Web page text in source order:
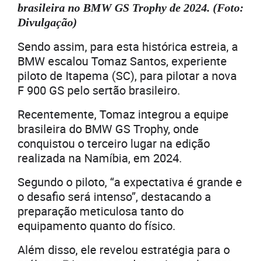
brasileira no BMW GS Trophy de 2024. (Foto:
Divulgação)
Sendo assim, para esta histórica estreia, a
BMW escalou Tomaz Santos, experiente
piloto de Itapema (SC), para pilotar a nova
F 900 GS pelo sertão brasileiro.
Recentemente, Tomaz integrou a equipe
brasileira do BMW GS Trophy, onde
conquistou o terceiro lugar na edição
realizada na Namíbia, em 2024.
Segundo o piloto, “a expectativa é grande e
o desafio será intenso”, destacando a
preparação meticulosa tanto do
equipamento quanto do físico.
Além disso, ele revelou estratégia para o